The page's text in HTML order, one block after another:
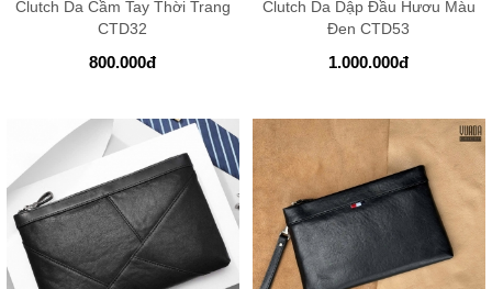
Clutch Da Cầm Tay Thời Trang
CTD32
800.000đ
Clutch Da Dập Đầu Hươu Màu
Đen CTD53
1.000.000đ